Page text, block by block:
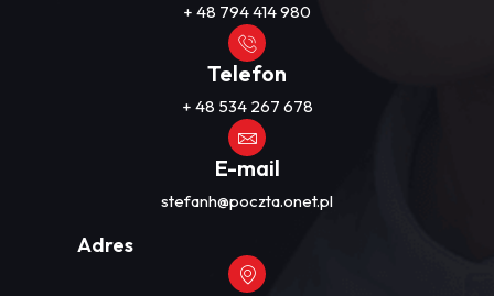
+ 48 794 414 980
Telefon
+ 48 534 267 678
E-mail
stefanh@poczta.onet.pl
Adres